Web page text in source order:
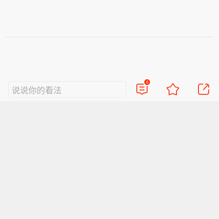
说说你的看法
0